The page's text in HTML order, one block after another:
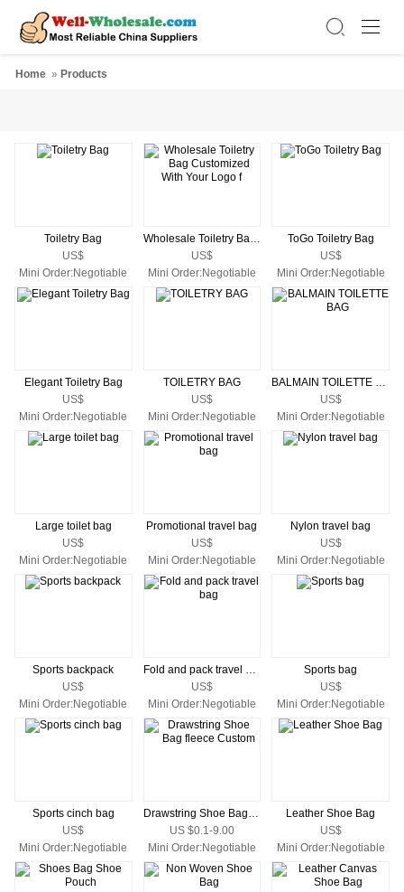
Home » Products
Toiletry Bag
US$
Mini Order:Negotiable
Wholesale Toiletry Bag Customized With Your Logo f
US$
Mini Order:Negotiable
ToGo Toiletry Bag
US$
Mini Order:Negotiable
Elegant Toiletry Bag
US$
Mini Order:Negotiable
TOILETRY BAG
US$
Mini Order:Negotiable
BALMAIN TOILETTE BAG
US$
Mini Order:Negotiable
Large toilet bag
US$
Mini Order:Negotiable
Promotional travel bag
US$
Mini Order:Negotiable
Nylon travel bag
US$
Mini Order:Negotiable
Sports backpack
US$
Mini Order:Negotiable
Fold and pack travel bag
US$
Mini Order:Negotiable
Sports bag
US$
Mini Order:Negotiable
Sports cinch bag
US$
Mini Order:Negotiable
US $0.1-9.00
Mini Order:Negotiable
Leather Shoe Bag
US$
Mini Order:Negotiable